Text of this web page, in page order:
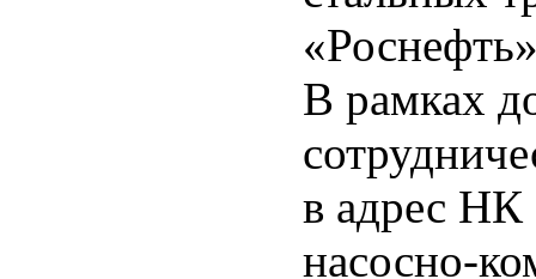
В рамках
в адрес НК
насосно-